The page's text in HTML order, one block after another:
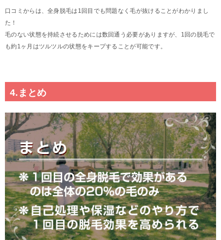
口コミからは、全身脱毛は1回目でも問題なく毛が抜けることがわかりまし
た！
毛のない状態を持続させるためには数回通う必要がありますが、1回の脱毛で
も約1ヶ月はツルツルの状態をキープすることが可能です。
4.まとめ